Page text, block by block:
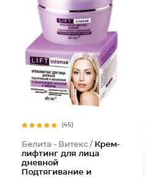
(45)
Белита - Витекс / Крем-
лифтинг для лица
дневной
Подтягивание и